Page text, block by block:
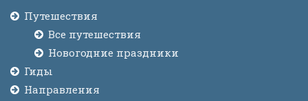
Путешествия
Все путешествия
Новогодние праздники
Гиды
Направления